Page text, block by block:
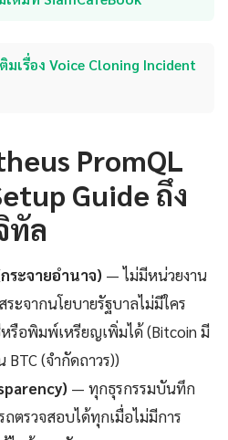
มเรื่อง Voice Cloning Incident
PromQL
Guide ถึง
ทัล
ระจายอำนาจ) — ไม่มีหน่วยงาน
ะจากนโยบายรัฐบาลไม่มีใคร
รือพิมพ์เหรียญเพิ่มได้ (Bitcoin มี
(จำกัดถาวร))
— ทุกธุรกรรมบันทึก
ถตรวจสอบได้ทุกเมื่อไม่มีการ